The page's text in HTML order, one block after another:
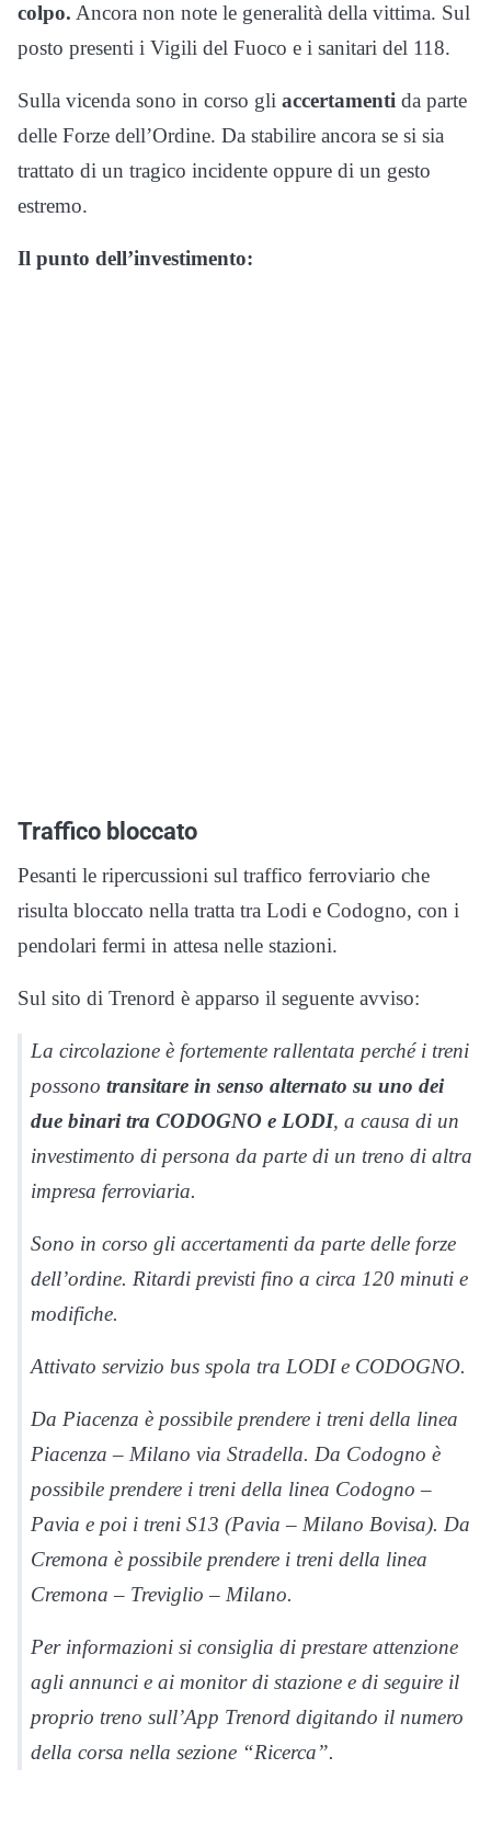
colpo. Ancora non note le generalità della vittima. Sul
posto presenti i Vigili del Fuoco e i sanitari del 118.
Sulla vicenda sono in corso gli accertamenti da parte
delle Forze dell’Ordine. Da stabilire ancora se si sia
trattato di un tragico incidente oppure di un gesto
estremo.
Il punto dell’investimento:
Traffico bloccato
Pesanti le ripercussioni sul traffico ferroviario che
risulta bloccato nella tratta tra Lodi e Codogno, con i
pendolari fermi in attesa nelle stazioni.
Sul sito di Trenord è apparso il seguente avviso:
La circolazione è fortemente rallentata perché i treni
possono transitare in senso alternato su uno dei
due binari tra CODOGNO e LODI, a causa di un
investimento di persona da parte di un treno di altra
impresa ferroviaria.
Sono in corso gli accertamenti da parte delle forze
dell’ordine. Ritardi previsti fino a circa 120 minuti e
modifiche.
Attivato servizio bus spola tra LODI e CODOGNO.
Da Piacenza è possibile prendere i treni della linea
Piacenza – Milano via Stradella. Da Codogno è
possibile prendere i treni della linea Codogno –
Pavia e poi i treni S13 (Pavia – Milano Bovisa). Da
Cremona è possibile prendere i treni della linea
Cremona – Treviglio – Milano.
Per informazioni si consiglia di prestare attenzione
agli annunci e ai monitor di stazione e di seguire il
proprio treno sull’App Trenord digitando il numero
della corsa nella sezione “Ricerca”.